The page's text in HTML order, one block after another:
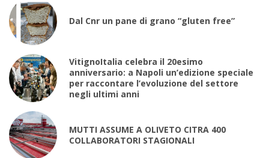
Dal Cnr un pane di grano “gluten free”
VitignoItalia celebra il 20esimo
anniversario: a Napoli un’edizione speciale
per raccontare l’evoluzione del settore
negli ultimi anni
MUTTI ASSUME A OLIVETO CITRA 400
COLLABORATORI STAGIONALI